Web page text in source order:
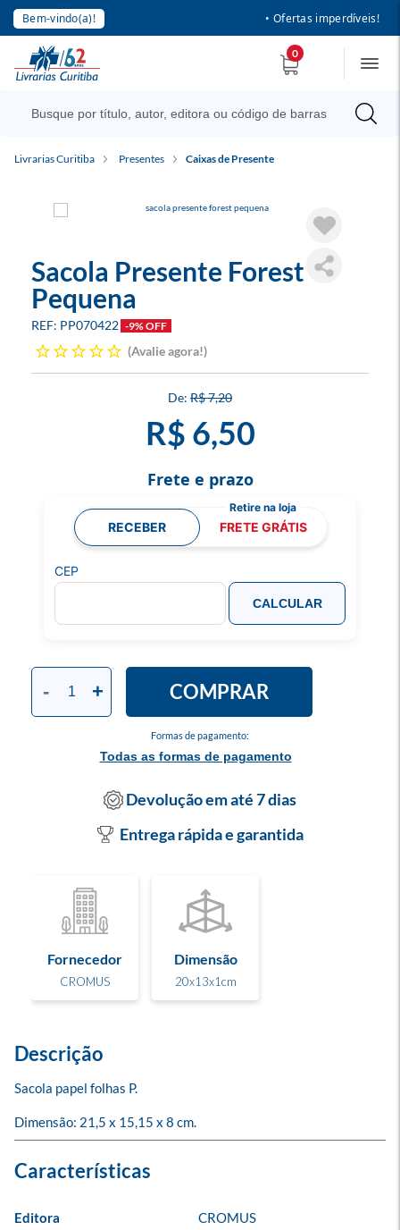
Bem-vindo(a)! • Ofertas imperdíveis!
0
Livrarias Curitiba Presentes Caixas de Presente
Sacola Presente Forest
Pequena
PP070422 -9% OFF
Avalie agora!
R$ 7,20
R$ 6,50
Formas de pagamento:
Todas as formas de pagamento
- + COMPRAR
Frete e prazo
RECEBER FRETE GRÁTIS
CEP
CALCULAR
Devolução em até 7 dias
Entrega rápida e garantida
Fornecedor
CROMUS
Dimensão
20x13x1cm
Descrição
Sacola papel folhas P.
Dimensão: 21,5 x 15,15 x 8 cm.
Editora
CROMUS